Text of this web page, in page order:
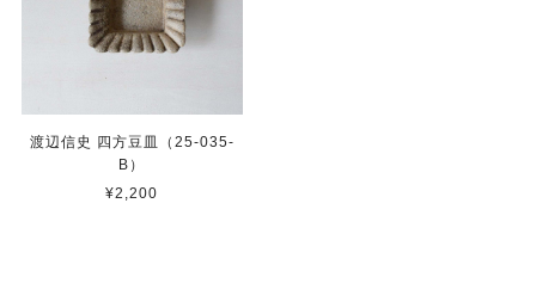
渡辺信史 四方豆皿（25-035-
B）
¥2,200